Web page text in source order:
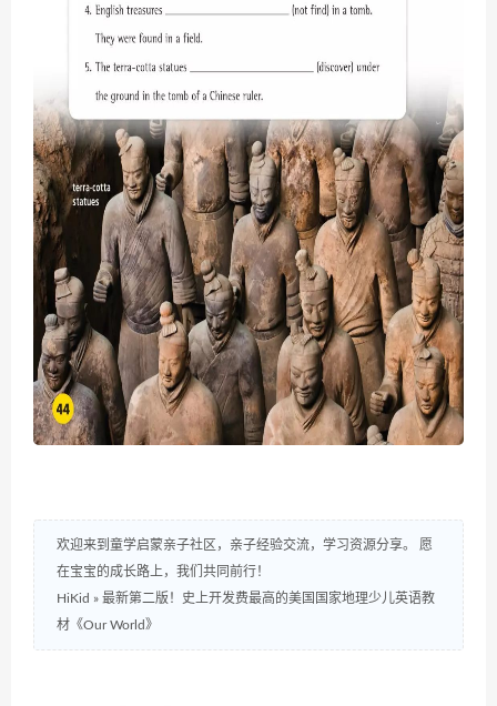
欢迎来到童学启蒙亲子社区，亲子经验交流，学习资源分享。 愿
在宝宝的成长路上，我们共同前行！
HiKid » 最新第二版！史上开发费最高的美国国家地理少儿英语教
材《Our World》